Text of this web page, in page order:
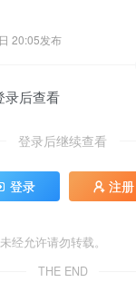
20:05发布
录后查看
登录后继续查看
登录 注册
经允许请勿转载。
THE END